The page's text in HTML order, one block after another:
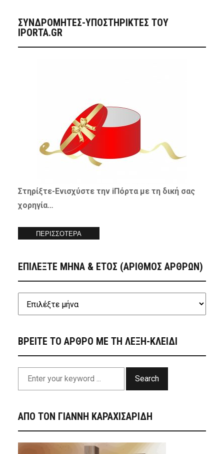
ΣΥΝΔΡΟΜΗΤΈΣ-ΥΠΟΣΤΗΡΙΚΤΈΣ ΤΟΥ
IPORTA.GR
Στηρίξτε-Ενισχύστετην iΠόρτα με τη δική σας
χορηγία…
ΠΕΡΙΣΣΟΤΕΡΑ
ΕΠΙΛΕΞΤΕ ΜΗΝΑ & ΕΤΟΣ (ΑΡΙΘΜΟΣ ΑΡΘΡΩΝ)
ΒΡΕΙΤΕ ΤΟ ΑΡΘΡΟ ΜΕ ΤΗ ΛΕΞΗ-ΚΛΕΙΔΙ
Search
ΑΠΟ ΤΟΝ ΓΙΑΝΝΗ ΚΑΡΑΧΙΣΑΡΙΔΗ